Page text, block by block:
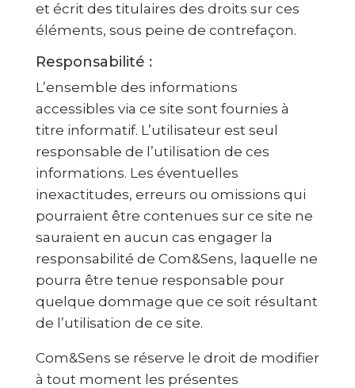
et écrit des titulaires des droits sur ces
éléments, sous peine de contrefaçon.
Responsabilité :
L’ensemble des informations
accessibles via ce site sont fournies à
titre informatif. L’utilisateur est seul
responsable de l’utilisation de ces
informations. Les éventuelles
inexactitudes, erreurs ou omissions qui
pourraient être contenues sur ce site ne
sauraient en aucun cas engager la
responsabilité de Com&Sens, laquelle ne
pourra être tenue responsable pour
quelque dommage que ce soit résultant
de l’utilisation de ce site.
Com&Sens se réserve le droit de modifier
à tout moment les présentes